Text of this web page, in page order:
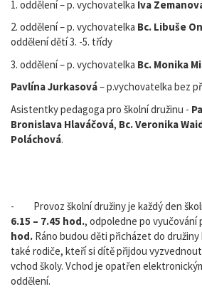
1. oddělení – p. vychovatelka Iva
2. oddělení – p. vychovatelka Bc. Libuše
oddělení dětí 3. -5. třídy
3. oddělení – p. vychovatelka Bc. Monika
Pavlína Jurkasová– p.vychovatelka bez
Asistentky pedagoga pro školní družinu -
Bronislava Hlaváčová, Bc. Veronika
Poláchová.
- Provoz školní družiny je každý den
6.15 – 7.45 hod., odpoledne po vyučování
hod. Ráno budou děti přicházet do družiny
také rodiče, kteří si dítě přijdou
vchod školy. Vchod je opatřen
oddělení.